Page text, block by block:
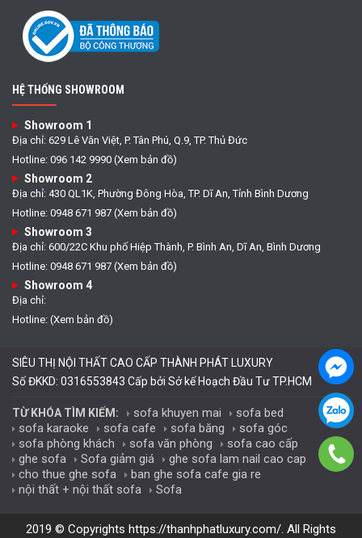
HỆ THỐNG SHOWROOM
Showroom 1
Địa chỉ: 629 Lê Văn Việt, P. Tân Phú, Q.9, TP. Thủ Đức
Hotline: 096 142 9990 (Xem bản đồ)
Showroom 2
Địa chỉ: 430 QL1K, Phường Đông Hòa, TP. Dĩ An, Tỉnh Bình Dương
Hotline: 0948 671 987 (Xem bản đồ)
Showroom 3
Địa chỉ: 600/22C Khu phố Hiệp Thành, P. Bình An, Dĩ An, Bình Dương
Hotline: 0948 671 987 (Xem bản đồ)
Showroom 4
Địa chỉ:
Hotline: (Xem bản đồ)
SIÊU THỊ NỘI THẤT CAO CẤP THÀNH PHÁT LUXURY
Số ĐKKD: 0316553843 Cấp bởi Sở kế Hoạch Đầu Tư TP.HCM
TỪ KHÓA TÌM KIẾM: sofa khuyen mai
sofa bed
sofa karaoke
sofa cafe sofa băng
sofa góc
sofa phòng khách
sofa văn phòng
sofa cao cấp
ghe sofa
Sofa giảm giá
ghe sofa lam nail cao cap
cho thue ghe sofa
ban ghe sofa cafe gia re
nội thất + nội thất sofa
Sofa
2019 © Copyrights https://thanhphatluxury.com/. All Rights